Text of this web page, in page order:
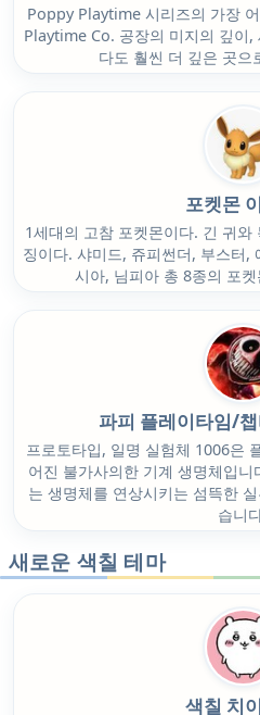
Poppy Playtime 시리즈의 가장
Playtime Co. 공장의 미지의 깊이,
다도 훨씬 더 깊은 곳으
포켓몬
1세대의 고참 포켓몬이다. 긴 귀
징이다. 샤미드, 쥬피썬더, 부스터,
시아, 님피아 총 8종의 포
파피 플레이타임/
프로토타입, 일명 실험체 1006은
어진 불가사의한 기계 생명체입
는 생명체를 연상시키는 섬뜩한
습니
새로운 색칠 테마
색칠 치